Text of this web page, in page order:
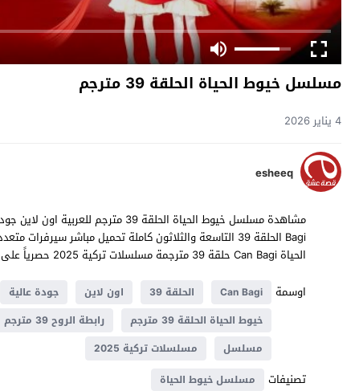
مسلسل خيوط الحياة الحلقة 39 مترجم
4 يناير 2026
esheeq
الحياة Can Bagi حلقة 39 مترجمة مسلسلات تركية 2025 حصرياً على موقع
اوسمة
Can Bagi الحلقة 39 اون لاين جودة عالية
خيوط الحياة الحلقة 39 مترجم
رابطة الروح 39 مترجم
مسلسل
مسلسلات تركية 2025
تصنيفات مسلسل خيوط الحياة